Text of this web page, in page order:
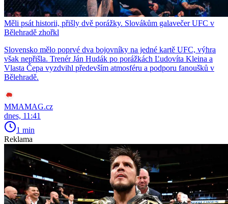
Měli psát historii, přišly dvě porážky. Slovákům galavečer UFC v
Bělehradě zhořkl
Slovensko mělo poprvé dva bojovníky na jedné kartě UFC, výhra
však nepřišla. Trenér Ján Hudák po porážkách Ľudovíta Kleina a
Vlasta Čepa vyzdvihl především atmosféru a podporu fanoušků v
Bělehradě.
MMAMAG.cz
dnes, 11:41
1 min
Reklama